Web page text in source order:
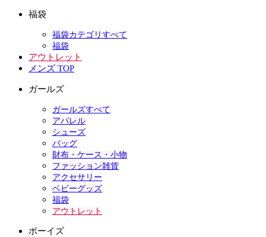
福袋
福袋カテゴリすべて
福袋
アウトレット
メンズ TOP
ガールズ
ガールズすべて
アパレル
シューズ
バッグ
財布・ケース・小物
ファッション雑貨
アクセサリー
ベビーグッズ
福袋
アウトレット
ボーイズ